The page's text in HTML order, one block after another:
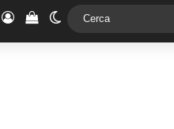
AccediVedi il carrello
Cambia aspetto